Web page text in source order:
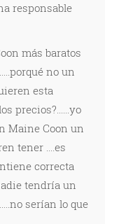
responsable
más baratos
no un
esta
precios?......yo
Maine Coon un
tener ....es
correcta
tendría un
serían lo que